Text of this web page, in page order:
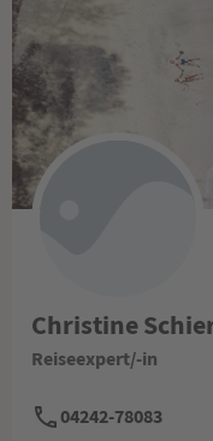
Christine
Reiseexpert/-in
04242-78083